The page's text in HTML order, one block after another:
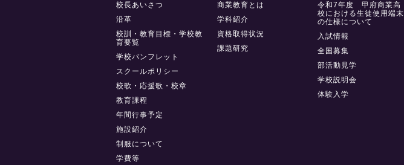
校長あいさつ
沿革
校訓・教育目標・学校教
育要覧
学校パンフレット
スクールポリシー
校歌・応援歌・校章
教育課程
年間行事予定
施設紹介
制服について
学費等
商業教育とは
学科紹介
資格取得状況
課題研究
令和7年度 甲府商業高
校における生徒使用端末
の仕様について
入試情報
全国募集
部活動見学
学校説明会
体験入学